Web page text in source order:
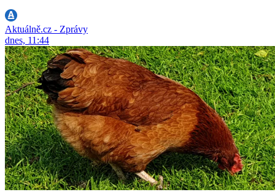
Aktuálně.cz - Zprávy
dnes, 11:44